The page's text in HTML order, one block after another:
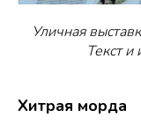
Уличная
Текст
Хитрая морда